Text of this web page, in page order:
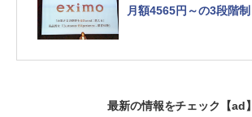
月額4565円～の3段階制
最新の情報をチェック 【ad】